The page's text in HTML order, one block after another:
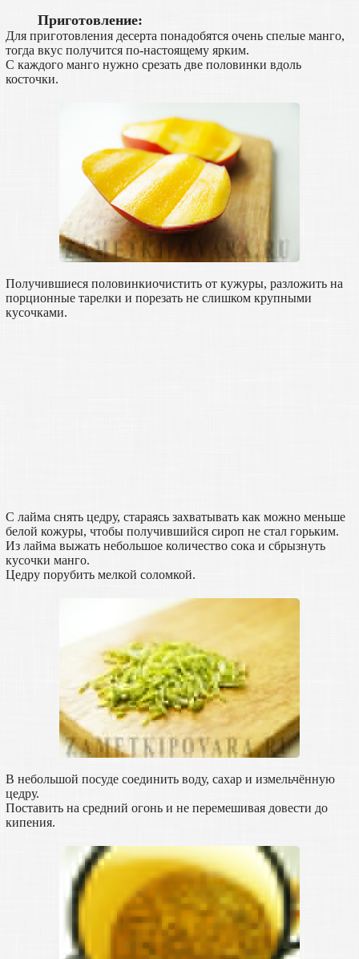
Приготовление:
Для приготовления десерта понадобятся очень спелые манго,
тогда вкус получится по-настоящему ярким.
С каждого манго нужно срезать две половинки вдоль
косточки.
Получившиеся половинкиочистить от кужуры, разложить на
порционные тарелки и порезать не слишком крупными
кусочками.
С лайма снять цедру, стараясь захватывать как можно меньше
белой кожуры, чтобы получившийся сироп не стал горьким.
Из лайма выжать небольшое количество сока и сбрызнуть
кусочки манго.
Цедру порубить мелкой соломкой.
В небольшой посуде соединить воду, сахар и измельчённую
цедру.
Поставить на средний огонь и не перемешивая довести до
кипения.